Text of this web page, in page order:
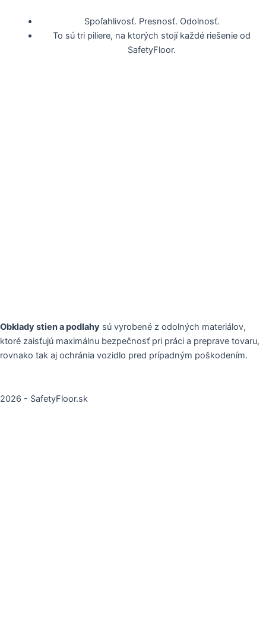
Spoľahlivosť. Presnosť. Odolnosť.
To sú tri piliere, na ktorých stojí každé riešenie od
SafetyFloor.
Obklady stien a podlahy sú vyrobené z odolných materiálov,
ktoré zaisťujú maximálnu bezpečnosť pri práci a preprave tovaru,
rovnako tak aj ochránia vozidlo pred prípadným poškodením.
2026 - SafetyFloor.sk